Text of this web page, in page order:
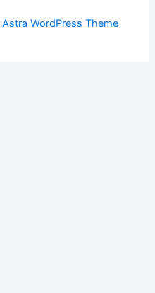
Astra WordPress Theme